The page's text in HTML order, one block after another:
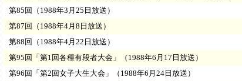
第85回（1988年3月25日放送）
第87回（1988年4月8日放送）
第88回（1988年4月22日放送）
第95回「第1回各種有段者大会」（1988年6月17日放送）
第96回「第2回女子大生大会」（1988年6月24日放送）